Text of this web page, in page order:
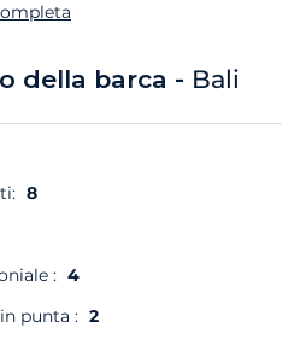
della barca - Bali
8
: 4
punta : 2